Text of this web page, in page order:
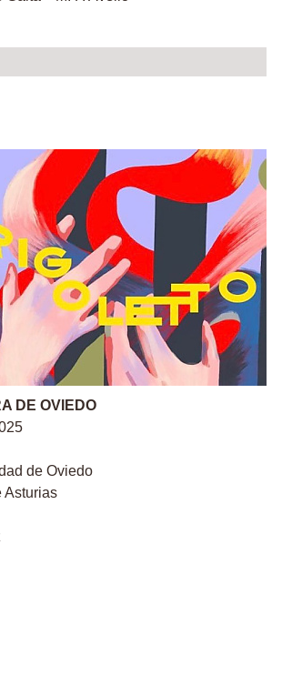
DE OVIEDO
de Oviedo
Asturias